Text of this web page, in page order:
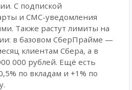
С подпиской
и СМС-уведомления
Также растут лимиты на
в базовом СберПрайме —
клиентам Сбера, а в
000 рублей. Ещё есть
по вкладам и +1% по